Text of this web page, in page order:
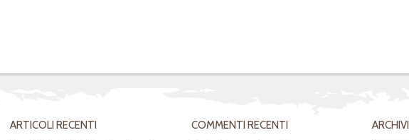
ARTICOLI RECENTI COMMENTI RECENTI ARCHIVI